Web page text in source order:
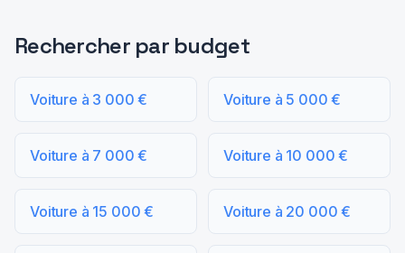
Rechercher par budget
Voiture à 3 000 € Voiture à 5 000 €
Voiture à 7 000 € Voiture à 10 000 €
Voiture à 15 000 € Voiture à 20 000 €